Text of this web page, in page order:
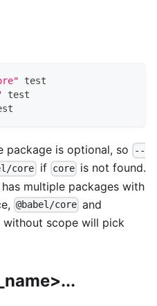
test
test
package is optional, so
--
core if coreis not found.
multiple packages with
@babel/core and
without scope will pick